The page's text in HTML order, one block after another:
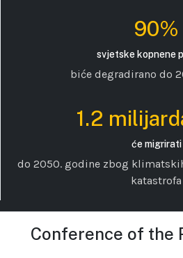
90%
svjetske kopnene
biće degradirano do
1.2
će migrirati
do 2050. godine zbog
katastrofa
Conference of the